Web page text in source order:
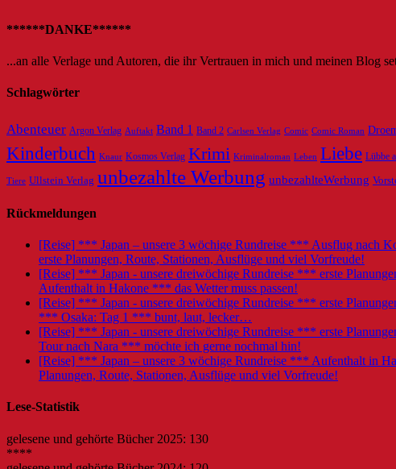
******DANKE******
...an alle Verlage und Autoren, die ihr Vertrauen in mich und meinen Blog
Schlagwörter
Abenteuer Argon Verlag Auftakt Band 1 Band 2 Carlsen Verlag Comic Comic Roman
Kinderbuch Knaur Kosmos Verlag Krimi Kriminalroman Leben Liebe Lübbe
Tiere Ullstein Verlag unbezahlte Werbung unbezahlteWerbung
Rückmeldungen
[Reise] *** Japan – unsere 3 wöchige Rundreise *** Ausflug nach
erste Planungen, Route, Stationen, Ausflüge und viel Vorfreude!
[Reise] *** Japan - unsere dreiwöchige Rundreise *** erste
Aufenthalt in Hakone *** das Wetter muss passen!
[Reise] *** Japan - unsere dreiwöchige Rundreise *** erste
*** Osaka: Tag 1 *** bunt, laut, lecker…
[Reise] *** Japan - unsere dreiwöchige Rundreise *** erste
Tour nach Nara *** möchte ich gerne nochmal hin!
[Reise] *** Japan – unsere 3 wöchige Rundreise *** Aufenthalt in
Planungen, Route, Stationen, Ausflüge und viel Vorfreude!
Lese-Statistik
gelesene und gehörte Bücher 2025: 130
****